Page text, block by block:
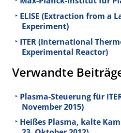
ELISE (Extraction from a
Experiment)
ITER (International
Experimental Reactor)
Verwandte
Plasma-Steuerung für
November 2015)
Heißes Plasma, kalte